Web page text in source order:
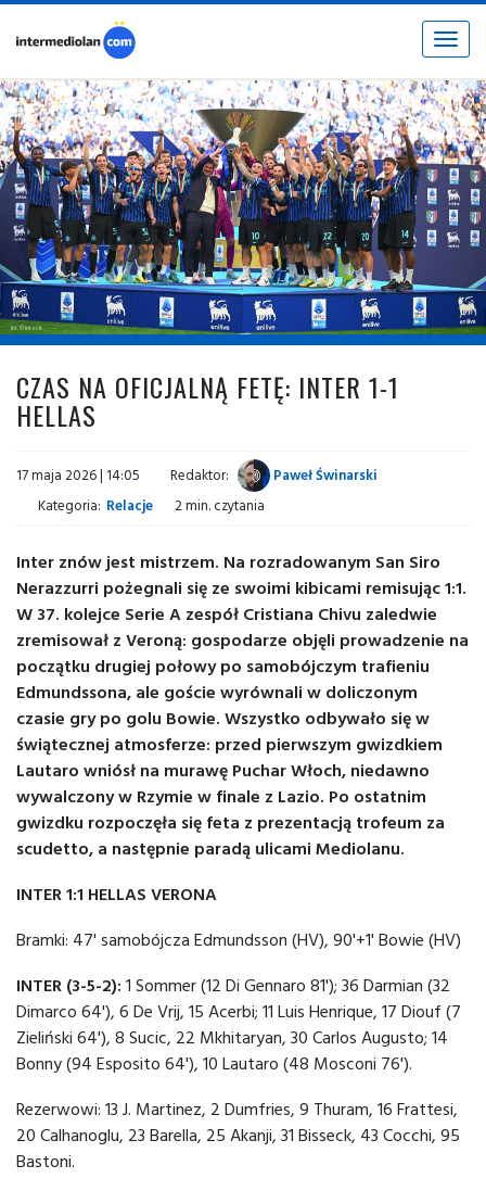
Toggle
fot. © inter.it
CZAS NA OFICJALNĄ FETĘ: INTER 1-1
HELLAS
17 maja 2026 | 14:05 Redaktor:
Paweł Świnarski
Kategoria: Relacje 2 min. czytania
Inter znów jest mistrzem. Na rozradowanym San Siro
Nerazzurri pożegnali się ze swoimi kibicami remisując 1:1.
W 37. kolejce Serie A zespół Cristiana Chivu zaledwie
zremisował z Veroną: gospodarze objęli prowadzenie na
początku drugiej połowy po samobójczym trafieniu
Edmundssona, ale goście wyrównali w doliczonym
czasie gry po golu Bowie. Wszystko odbywało się w
świątecznej atmosferze: przed pierwszym gwizdkiem
Lautaro wniósł na murawę Puchar Włoch, niedawno
wywalczony w Rzymie w finale z Lazio. Po ostatnim
gwizdku rozpoczęła się feta z prezentacją trofeum za
scudetto, a następnie paradą ulicami Mediolanu.
INTER 1:1 HELLAS VERONA
Bramki: 47' samobójcza Edmundsson (HV), 90'+1' Bowie (HV)
INTER (3-5-2): 1 Sommer (12 Di Gennaro 81'); 36 Darmian (32
Dimarco 64'), 6 De Vrij, 15 Acerbi; 11 Luis Henrique, 17 Diouf (7
Zieliński 64'), 8 Sucic, 22 Mkhitaryan, 30 Carlos Augusto; 14
Bonny (94 Esposito 64'), 10 Lautaro (48 Mosconi 76').
Rezerwowi: 13 J. Martinez, 2 Dumfries, 9 Thuram, 16 Frattesi,
20 Calhanoglu, 23 Barella, 25 Akanji, 31 Bisseck, 43 Cocchi, 95
Bastoni.